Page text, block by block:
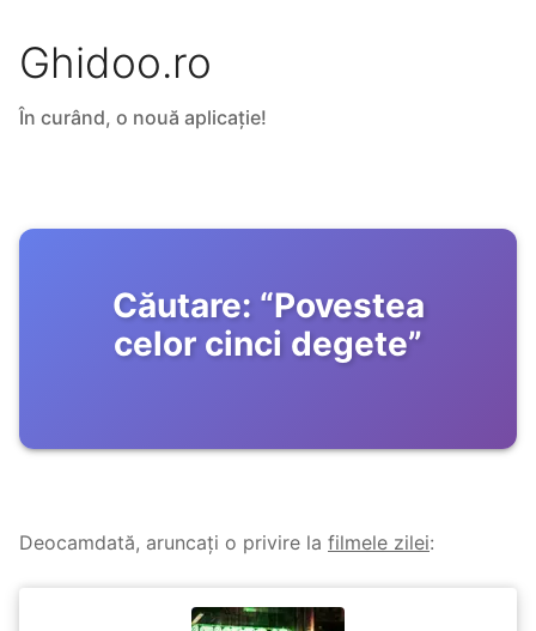
Ghidoo.ro
În curând, o nouă aplicație!
Căutare: “Povestea
celor cinci degete”
Deocamdată, aruncați o privire la filmele zilei: